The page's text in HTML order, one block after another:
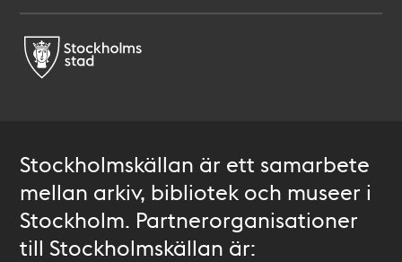
Stockholmskällan är ett samarbete
mellan arkiv, bibliotek och museer i
Stockholm. Partnerorganisationer
till Stockholmskällan är: